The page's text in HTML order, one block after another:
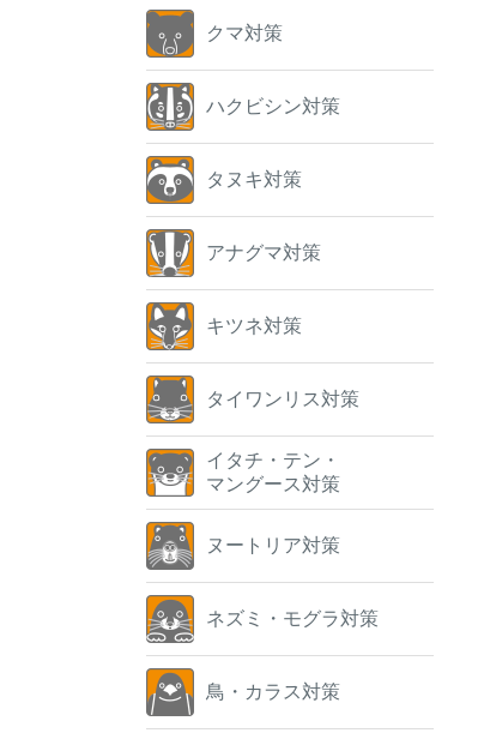
クマ対策
ハクビシン対策
タヌキ対策
アナグマ対策
キツネ対策
タイワンリス対策
イタチ・テン・
マングース対策
ヌートリア対策
ネズミ・モグラ対策
鳥・カラス対策